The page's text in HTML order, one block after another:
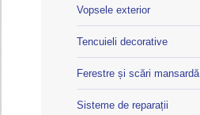
Vopsele exterior
Tencuieli decorative
Ferestre și scări mansardă
Sisteme de reparații